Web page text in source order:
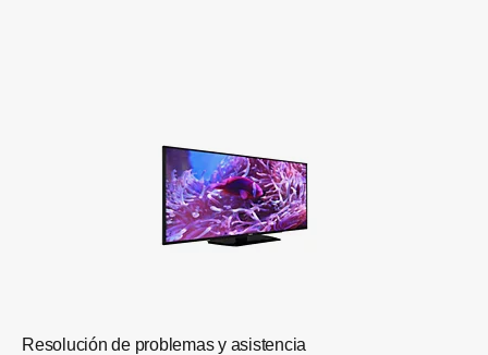
Resolución de problemas y asistencia